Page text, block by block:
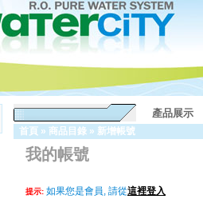
產品展示
首頁 » 商品目錄 » 新增帳號
我的帳號
提示: 如果您是會員, 請從這裡登入